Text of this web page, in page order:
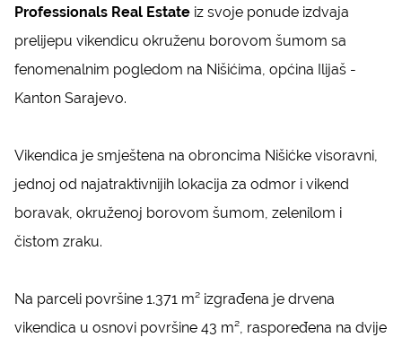
Professionals Real Estate iz svoje ponude izdvaja
prelijepu vikendicu okruženu borovom šumom sa
fenomenalnim pogledom na Nišićima, općina Ilijaš -
Kanton Sarajevo.
Vikendica je smještena na obroncima Nišićke visoravni,
jednoj od najatraktivnijih lokacija za odmor i vikend
boravak, okruženoj borovom šumom, zelenilom i
čistom zraku.
Na parceli površine 1.371 m² izgrađena je drvena
vikendica u osnovi površine 43 m², raspoređena na dvije